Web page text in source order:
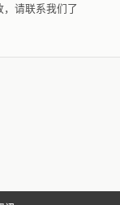
，请联系我们了